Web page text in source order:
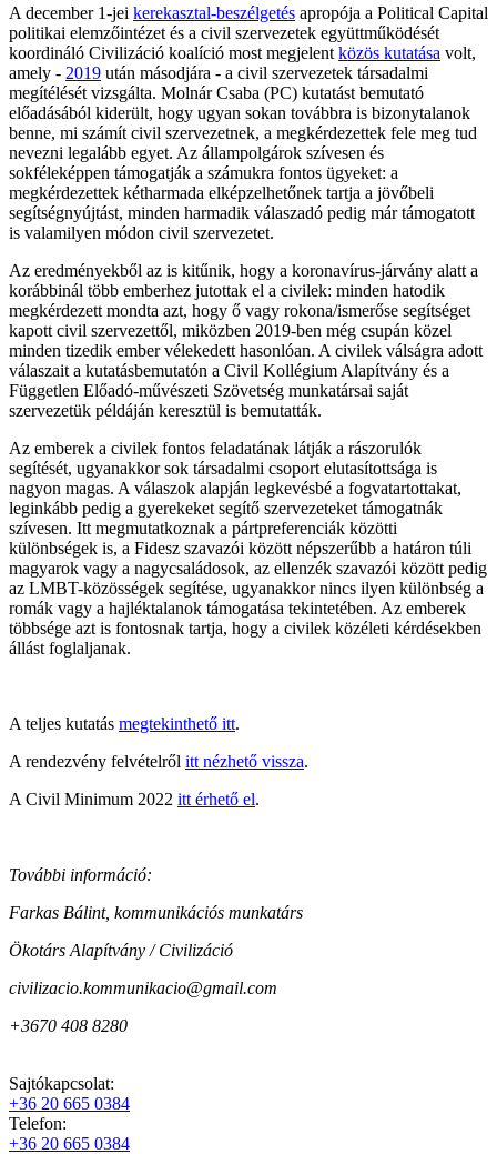
A december 1-jei kerekasztal-beszélgetés apropója a Political Capital
politikai elemzőintézet és a civil szervezetek együttműködését
koordináló Civilizáció koalíció most megjelent közös kutatása volt,
amely - 2019 után másodjára - a civil szervezetek társadalmi
megítélését vizsgálta. Molnár Csaba (PC) kutatást bemutató
előadásából kiderült, hogy ugyan sokan továbbra is bizonytalanok
benne, mi számít civil szervezetnek, a megkérdezettek fele meg tud
nevezni legalább egyet. Az állampolgárok szívesen és
sokféleképpen támogatják a számukra fontos ügyeket: a
megkérdezettek kétharmada elképzelhetőnek tartja a jövőbeli
segítségnyújtást, minden harmadik válaszadó pedig már támogatott
is valamilyen módon civil szervezetet.
Az eredményekből az is kitűnik, hogy a koronavírus-járvány alatt a
korábbinál több emberhez jutottak el a civilek: minden hatodik
megkérdezett mondta azt, hogy ő vagy rokona/ismerőse segítséget
kapott civil szervezettől, miközben 2019-ben még csupán közel
minden tizedik ember vélekedett hasonlóan. A civilek válságra adott
válaszait a kutatásbemutatón a Civil Kollégium Alapítvány és a
Független Előadó-művészeti Szövetség munkatársai saját
szervezetük példáján keresztül is bemutatták.
Az emberek a civilek fontos feladatának látják a rászorulók
segítését, ugyanakkor sok társadalmi csoport elutasítottsága is
nagyon magas. A válaszok alapján legkevésbé a fogvatartottakat,
leginkább pedig a gyerekeket segítő szervezeteket támogatnák
szívesen. Itt megmutatkoznak a pártpreferenciák közötti
különbségek is, a Fidesz szavazói között népszerűbb a határon túli
magyarok vagy a nagycsaládosok, az ellenzék szavazói között pedig
az LMBT-közösségek segítése, ugyanakkor nincs ilyen különbség a
romák vagy a hajléktalanok támogatása tekintetében. Az emberek
többsége azt is fontosnak tartja, hogy a civilek közéleti kérdésekben
állást foglaljanak.
A teljes kutatás megtekinthető itt.
A rendezvény felvételről itt nézhető vissza.
A Civil Minimum 2022 itt érhető el.
További információ:
Farkas Bálint, kommunikációs munkatárs
Ökotárs Alapítvány / Civilizáció
civilizacio.kommunikacio@gmail.com
+3670 408 8280
Sajtókapcsolat:
+36 20 665 0384
Telefon:
+36 20 665 0384